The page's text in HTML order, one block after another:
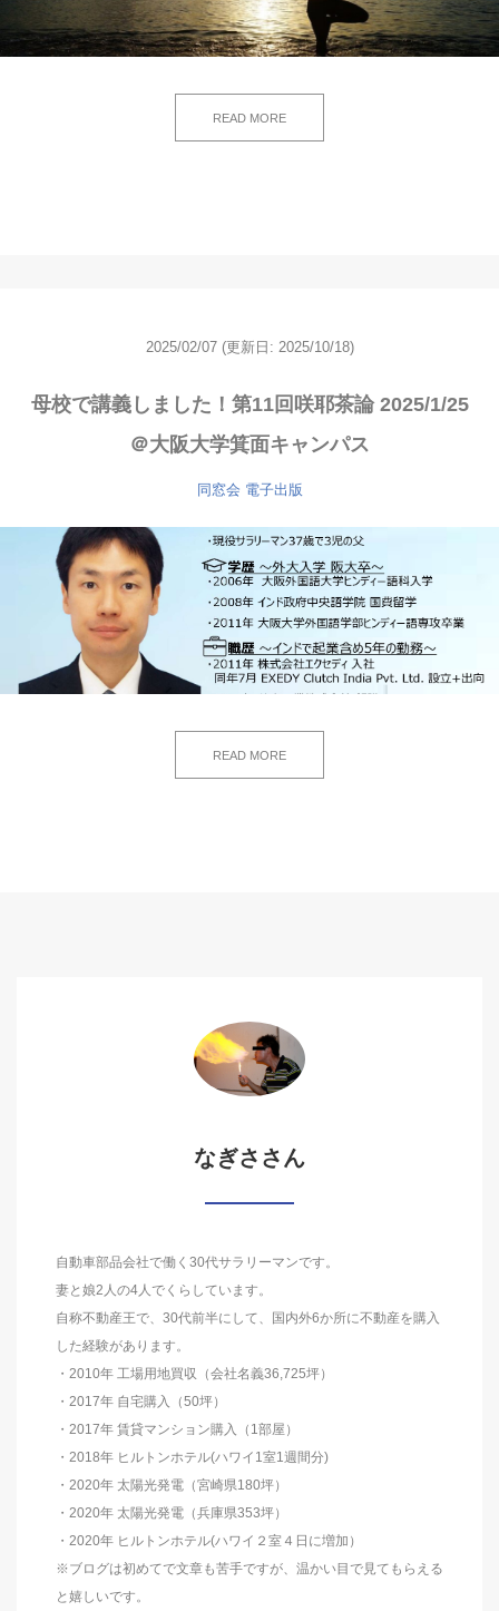
READ MORE
2025/02/07 (更新日: 2025/10/18)
母校で講義しました！第11回咲耶茶論 2025/1/25
＠大阪大学箕面キャンパス
同窓会 電子出版
READ MORE
なぎささん
自動車部品会社で働く30代サラリーマンです。
妻と娘2人の4人でくらしています。
自称不動産王で、30代前半にして、国内外6か所に不動産を購入
した経験があります。
・2010年 工場用地買収（会社名義36,725坪）
・2017年 自宅購入（50坪）
・2017年 賃貸マンション購入（1部屋）
・2018年 ヒルトンホテル(ハワイ1室1週間分)
・2020年 太陽光発電（宮崎県180坪）
・2020年 太陽光発電（兵庫県353坪）
・2020年 ヒルトンホテル(ハワイ２室４日に増加）
※ブログは初めてで文章も苦手ですが、温かい目で見てもらえる
と嬉しいです。